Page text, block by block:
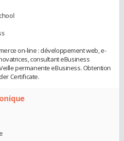
on-line : développement web, e-
consultant eBusiness
permanente eBusiness. Obtention
Certificate.